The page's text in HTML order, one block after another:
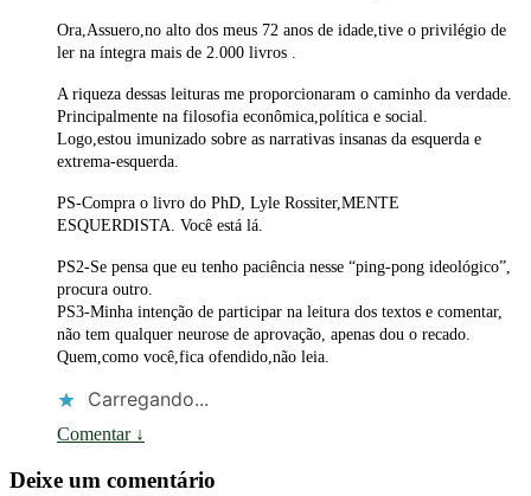
Ora,Assuero,no alto dos meus 72 anos de idade,tive o privilégio de
ler na íntegra mais de 2.000 livros .
A riqueza dessas leituras me proporcionaram o caminho da verdade.
Principalmente na filosofia econômica,política e social.
Logo,estou imunizado sobre as narrativas insanas da esquerda e
extrema-esquerda.
PS-Compra o livro do PhD, Lyle Rossiter,MENTE
ESQUERDISTA. Você está lá.
PS2-Se pensa que eu tenho paciência nesse “ping-pong ideológico”,
procura outro.
PS3-Minha intenção de participar na leitura dos textos e comentar,
não tem qualquer neurose de aprovação, apenas dou o recado.
Quem,como você,fica ofendido,não leia.
Carregando...
Comentar ↓
Deixe um comentário